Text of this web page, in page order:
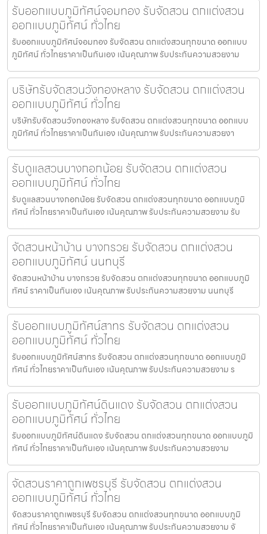
รับออกแบบภูมิทัศน์จอมทอง รับจัดสวน ตกแต่งสวน
ออกแบบภูมิทัศน์ ทั่วไทย
รับออกแบบภูมิทัศน์จอมทอง รับจัดสวน ตกแต่งสวนทุกขนาด ออกแบบ
ภูมิทัศน์ ทั่วไทยราคาเป็นกันเอง เน้นคุณภาพ รับประกันความสวยงาม
บริษัทรับจัดสวนวังทองหลาง รับจัดสวน ตกแต่งสวน
ออกแบบภูมิทัศน์ ทั่วไทย
บริษัทรับจัดสวนวังทองหลาง รับจัดสวน ตกแต่งสวนทุกขนาด ออกแบบ
ภูมิทัศน์ ทั่วไทยราคาเป็นกันเอง เน้นคุณภาพ รับประกันความสวยงา
รับดูแลสวนบางกอกน้อย รับจัดสวน ตกแต่งสวน
ออกแบบภูมิทัศน์ ทั่วไทย
รับดูแลสวนบางกอกน้อย รับจัดสวน ตกแต่งสวนทุกขนาด ออกแบบภูมิ
ทัศน์ ทั่วไทยราคาเป็นกันเอง เน้นคุณภาพ รับประกันความสวยงาม รับ
จัดสวนหน้าบ้าน บางกรวย รับจัดสวน ตกแต่งสวน
ออกแบบภูมิทัศน์ นนทบุรี
จัดสวนหน้าบ้าน บางกรวย รับจัดสวน ตกแต่งสวนทุกขนาด ออกแบบภูมิ
ทัศน์ ราคาเป็นกันเอง เน้นคุณภาพ รับประกันความสวยงาม นนทบุรี
รับออกแบบภูมิทัศน์สาทร รับจัดสวน ตกแต่งสวน
ออกแบบภูมิทัศน์ ทั่วไทย
รับออกแบบภูมิทัศน์สาทร รับจัดสวน ตกแต่งสวนทุกขนาด ออกแบบภูมิ
ทัศน์ ทั่วไทยราคาเป็นกันเอง เน้นคุณภาพ รับประกันความสวยงาม ร
รับออกแบบภูมิทัศน์ดินแดง รับจัดสวน ตกแต่งสวน
ออกแบบภูมิทัศน์ ทั่วไทย
รับออกแบบภูมิทัศน์ดินแดง รับจัดสวน ตกแต่งสวนทุกขนาด ออกแบบภูมิ
ทัศน์ ทั่วไทยราคาเป็นกันเอง เน้นคุณภาพ รับประกันความสวยงาม
จัดสวนราคาถูกเพชรบุรี รับจัดสวน ตกแต่งสวน
ออกแบบภูมิทัศน์ ทั่วไทย
จัดสวนราคาถูกเพชรบุรี รับจัดสวน ตกแต่งสวนทุกขนาด ออกแบบภูมิ
ทัศน์ ทั่วไทยราคาเป็นกันเอง เน้นคุณภาพ รับประกันความสวยงาม จั